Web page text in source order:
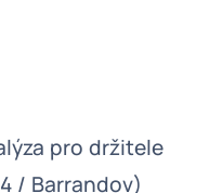
pro držitele
/ Barrandov)